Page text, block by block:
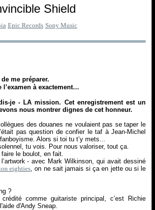
Shield
Epic Records Sony Music
me préparer.
l’examen à exactement…
je - LA mission. Cet enregistrement est un
nous montrer dignes de cet honneur.
des douanes ne voulaient pas se taper le
pas question de confier le taf à Jean-Michel
Alors si toi tu t’y mets...
tu vois. Pour nous valoriser, tout ça.
le boulot, en fait.
- avec Mark Wilkinson, qui avait dessiné
eighties, on ne sait jamais si ça en jette ou si le
?
comme guitariste principal, c’est Richie
d'Andy Sneap.